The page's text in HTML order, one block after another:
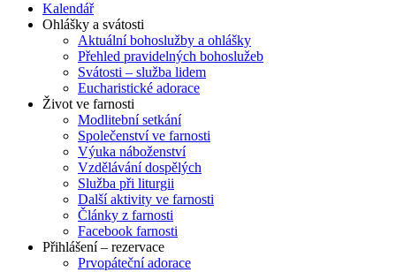
Kalendář
Ohlášky a svátosti
Aktuální bohoslužby a ohlášky
Přehled pravidelných bohoslužeb
Svátosti – služba lidem
Eucharistické adorace
Život ve farnosti
Modlitební setkání
Společenství ve farnosti
Výuka náboženství
Vzdělávání dospělých
Služba při liturgii
Další aktivity ve farnosti
Články z farnosti
Facebook farnosti
Přihlášení – rezervace
Prvopáteční adorace